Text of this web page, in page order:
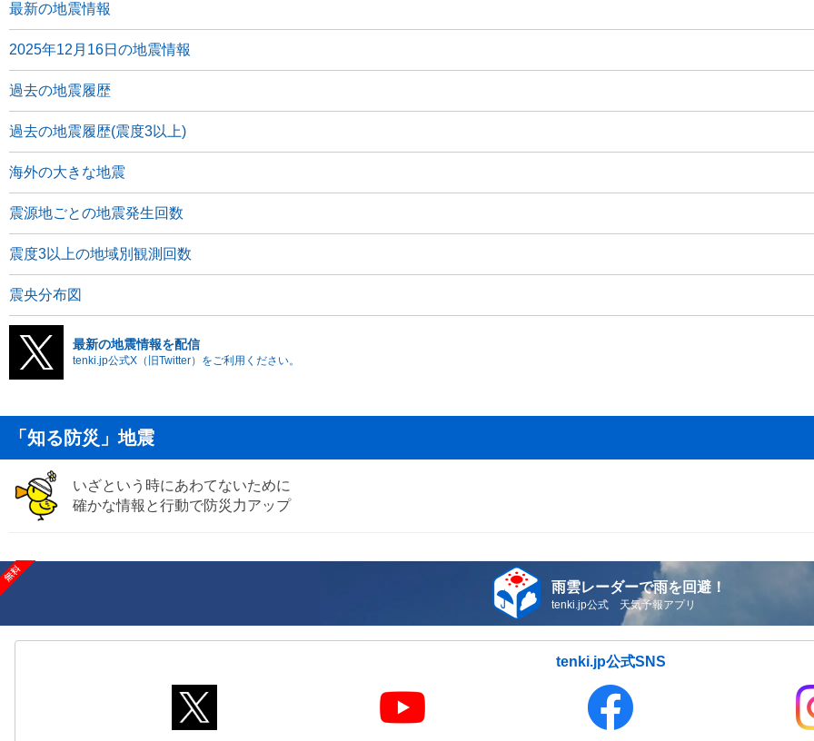
最新の地震情報
2025年12月16日の地震情報
過去の地震履歴
過去の地震履歴(震度3以上)
海外の大きな地震
震源地ごとの地震発生回数
震度3以上の地域別観測回数
震央分布図
最新の地震情報を配信
tenki.jp公式X（旧Twitter）をご利用ください。
「知る防災」地震
いざという時にあわてないために
確かな情報と行動で防災力アップ
雨雲レーダーで雨を回避！
tenki.jp公式 天気予報アプリ
tenki.jp公式SNS